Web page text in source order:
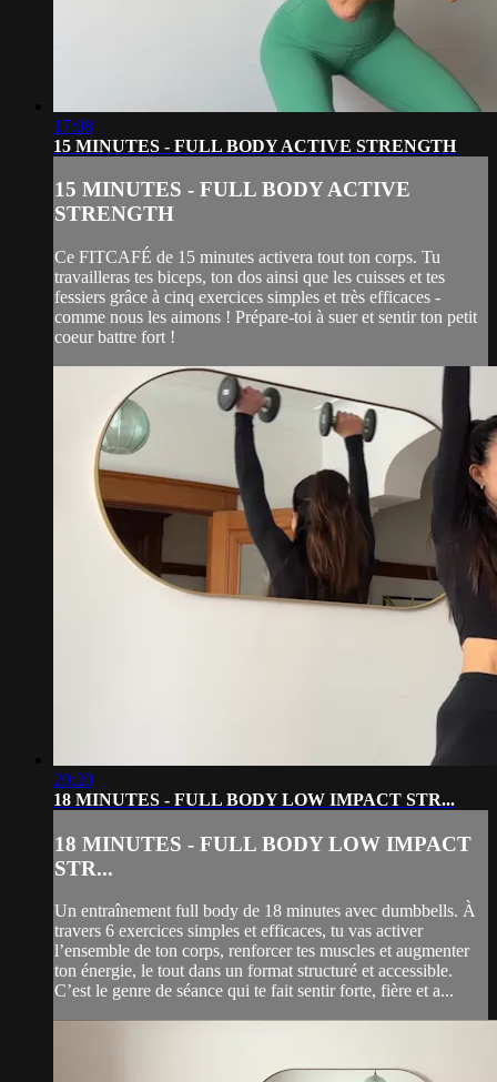
17:08
15 MINUTES - FULL BODY ACTIVE STRENGTH
15 MINUTES - FULL BODY ACTIVE
STRENGTH
Ce FITCAFÉ de 15 minutes activera tout ton corps. Tu
travailleras tes biceps, ton dos ainsi que les cuisses et tes
fessiers grâce à cinq exercices simples et très efficaces -
comme nous les aimons ! Prépare-toi à suer et sentir ton petit
coeur battre fort !
20:20
18 MINUTES - FULL BODY LOW IMPACT STR...
18 MINUTES - FULL BODY LOW IMPACT
STR...
Un entraînement full body de 18 minutes avec dumbbells. À
travers 6 exercices simples et efficaces, tu vas activer
l’ensemble de ton corps, renforcer tes muscles et augmenter
ton énergie, le tout dans un format structuré et accessible.
C’est le genre de séance qui te fait sentir forte, fière et a...